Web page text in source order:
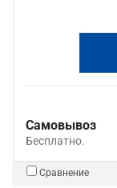
Самовывоз
Бесплатно.
Сравнение